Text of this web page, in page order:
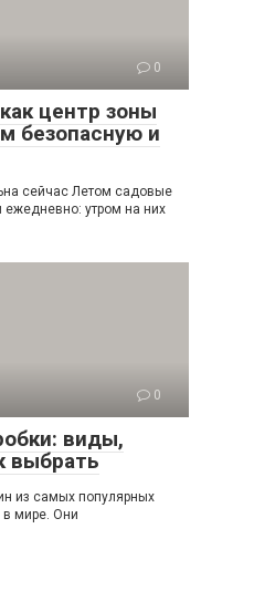
0
центр зоны
безопасную и
сейчас Летом садовые
ежедневно: утром на них
0
виды,
выбрать
из самых популярных
в мире. Они